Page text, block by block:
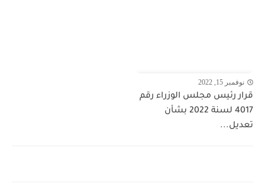
نوفمبر 15, 2022
قرار رئيس مجلس الوزراء رقم
4017 لسنة 2022 بشأن
تعديل...